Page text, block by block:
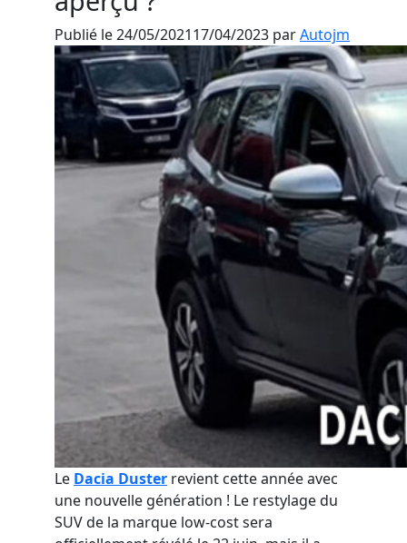
Publié le24/05/202117/04/2023 parAutojm
Le Dacia Duster revient cette année avec
une nouvelle génération ! Le restylage du
SUV de la marque low-cost sera